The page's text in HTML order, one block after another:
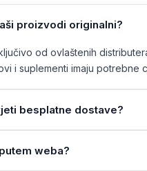
proizvodi originalni?
od ovlaštenih
i suplementi imaju potrebne
besplatne dostave?
weba?